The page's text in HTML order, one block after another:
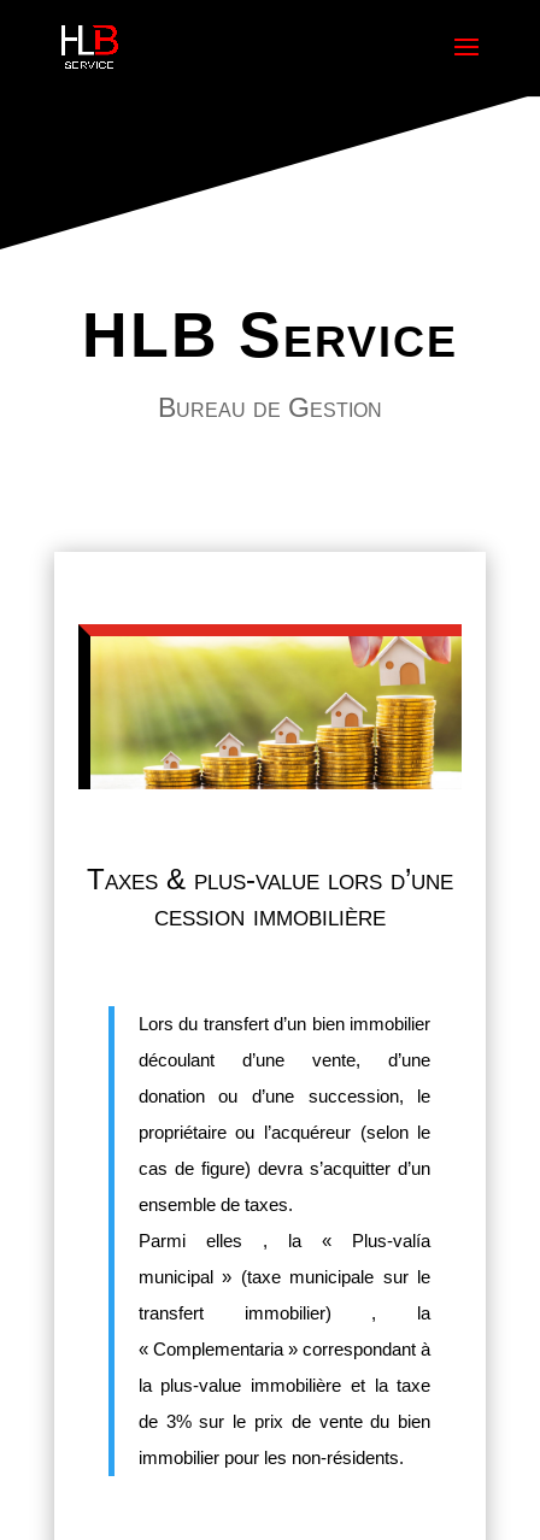
HLB Service
Bureau de Gestion
Taxes & plus-value lors d’une
cession immobilière
Lors du transfert d’un bien immobilier
découlant d’une vente, d’une
donation ou d’une succession, le
propriétaire ou l’acquéreur (selon le
cas de figure) devra s’acquitter d’un
ensemble de taxes.
Parmi elles , la « Plus-valía
municipal » (taxe municipale sur le
transfert immobilier) , la
« Complementaria » correspondant à
la plus-value immobilière et la taxe
de 3% sur le prix de vente du bien
immobilier pour les non-résidents.